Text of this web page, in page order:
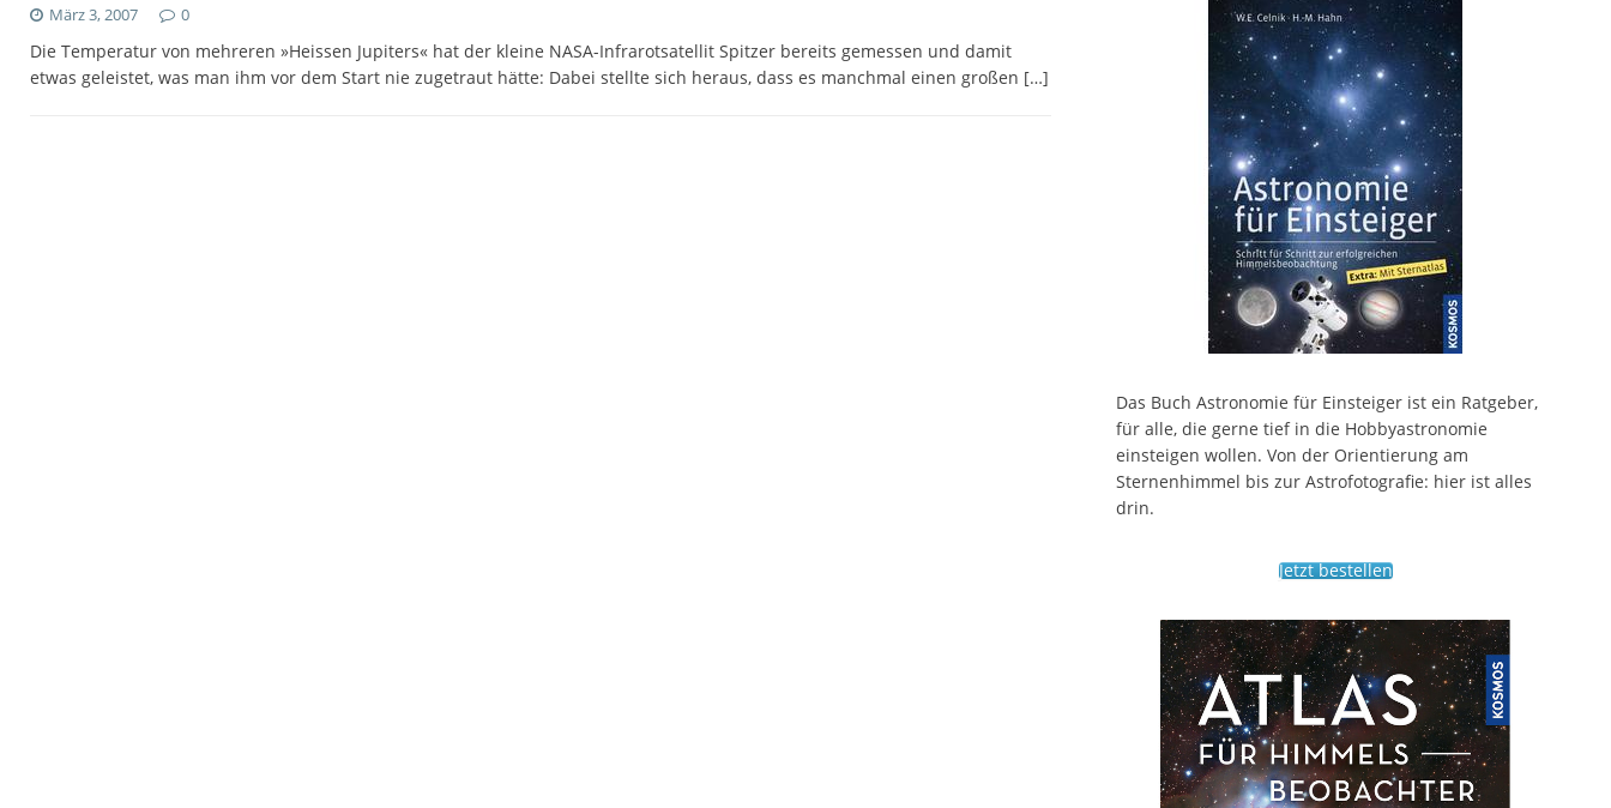
März 3, 2007 0
Die Temperatur von mehreren »Heissen Jupiters« hat der kleine NASA-Infrarotsatellit Spitzer bereits gemessen und damit
etwas geleistet, was man ihm vor dem Start nie zugetraut hätte: Dabei stellte sich heraus, dass es manchmal einen großen […]
Das Buch Astronomie für Einsteiger ist ein Ratgeber,
für alle, die gerne tief in die Hobbyastronomie
einsteigen wollen. Von der Orientierung am
Sternenhimmel bis zur Astrofotografie: hier ist alles
drin.
Jetzt bestellen